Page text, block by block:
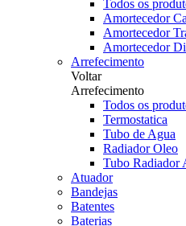
Todos os
Amortecedor
Amortecedor
Amortecedor
Arrefecimento
Voltar
Arrefecimento
Todos os
Termostatica
Tubo de Agua
Radiador Oleo
Tubo Radiador
Atuador
Bandejas
Batentes
Baterias